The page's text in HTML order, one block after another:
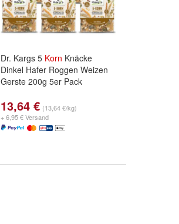
Dr. Kargs 5 Korn Knäcke
Dinkel Hafer Roggen Weizen
Gerste 200g 5er Pack
13,64 € (13,64 €/kg)
+ 6,95 € Versand